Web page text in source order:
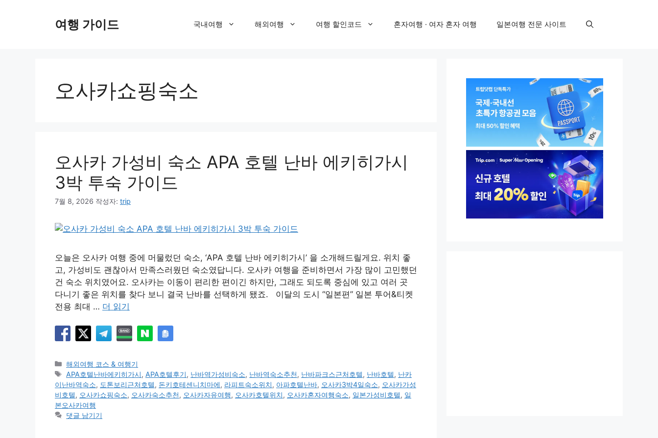
여행 가이드 국내여행 해외여행 여행 할인코드 혼자여행 · 여자 혼자 여행 일본여행 전문 사이트
오사카쇼핑숙소
오사카 가성비 숙소 APA 호텔 난바 에키히가시
3박 투숙 가이드
7월 8, 2026 작성자: trip
오늘은 오사카 여행 중에 머물렀던 숙소, ‘APA 호텔 난바 에키히가시’ 을 소개해드릴게요. 위치 좋
고, 가성비도 괜찮아서 만족스러웠던 숙소였답니다. 오사카 여행을 준비하면서 가장 많이 고민했던
건 숙소 위치였어요. 오사카는 이동이 편리한 편이긴 하지만, 그래도 되도록 중심에 있고 여러 곳
다니기 좋은 위치를 찾다 보니 결국 난바를 선택하게 됐죠. 이달의 도시 “일본편” 일본 투어&티켓
전용 최대 … 더 읽기
카
테
고
리
해외여행 코스 & 여행기
태
그
APA호텔난바에키히가시, APA호텔후기, 난바역가성비숙소, 난바역숙소추천, 난바파크스근처호텔, 난바호텔, 난카
이난바역숙소, 도톤보리근처호텔, 돈키호테센니치마에, 라피트숙소위치, 아파호텔난바, 오사카3박4일숙소, 오사카가성
비호텔, 오사카쇼핑숙소, 오사카숙소추천, 오사카자유여행, 오사카호텔위치, 오사카혼자여행숙소, 일본가성비호텔, 일
본오사카여행
댓글 남기기